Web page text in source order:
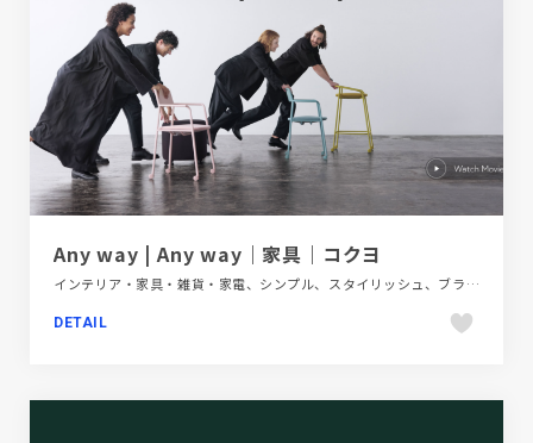
Any way | Any way｜家具｜コクヨ
インテリア・家具・雑貨・家電、シンプル、スタイリッシュ、ブランド・サービスサイト、ホワイト系、大きめ写真
DETAIL